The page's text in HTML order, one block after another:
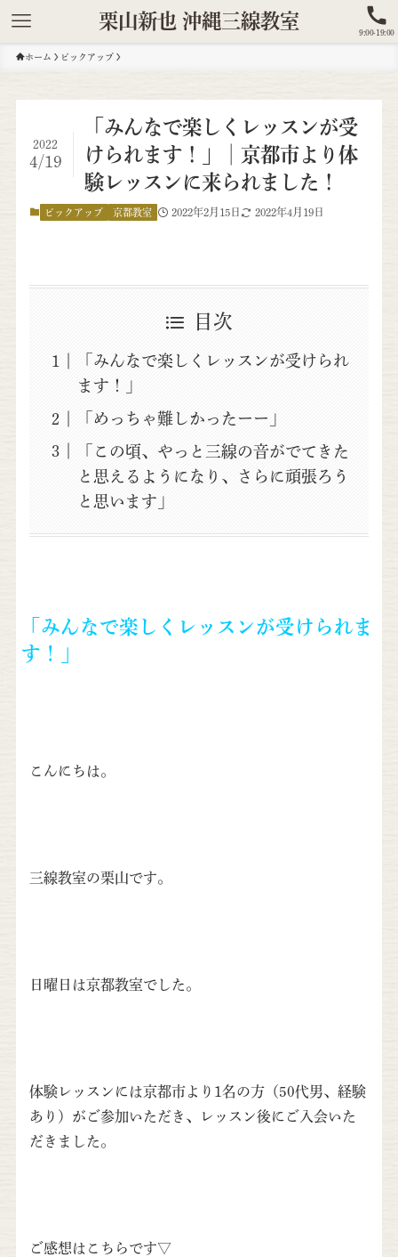
栗山新也 沖縄三線教室
9:00-19:00
ホーム ピックアップ
「みんなで楽しくレッスンが受
けられます！」│京都市より体
験レッスンに来られました！
2022
4/19
ピックアップ 京都教室 2022年2月15日 2022年4月19日
目次
「みんなで楽しくレッスンが受けられ
ます！」
「めっちゃ難しかったーー」
「この頃、やっと三線の音がでてきた
と思えるようになり、さらに頑張ろう
と思います」
「みんなで楽しくレッスンが受けられま
す！」
こんにちは。
三線教室の栗山です。
日曜日は京都教室でした。
体験レッスンには京都市より1名の方（50代男、経験
あり）がご参加いただき、レッスン後にご入会いた
だきました。
ご感想はこちらです▽